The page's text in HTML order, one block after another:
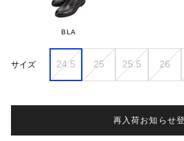
BLA
サイズ 24.5 25 25.5 26
再入荷お知らせ